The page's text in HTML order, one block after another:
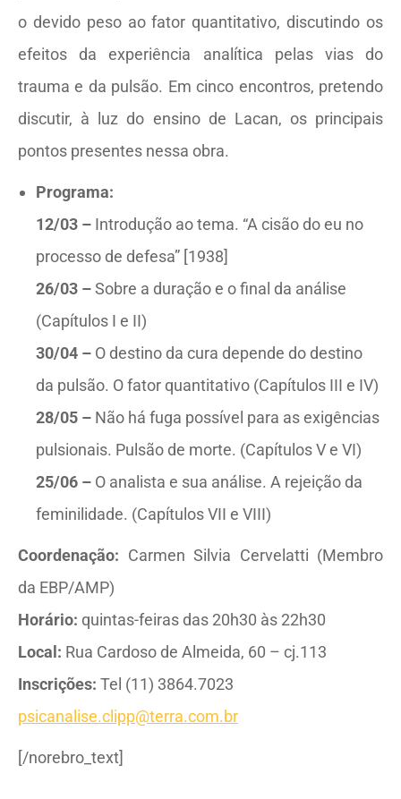
o devido peso ao fator quantitativo, discutindo os
efeitos da experiência analítica pelas vias do
trauma e da pulsão. Em cinco encontros, pretendo
discutir, à luz do ensino de Lacan, os principais
pontos presentes nessa obra.
Programa:
12/03 – Introdução ao tema. “A cisão do eu no
processo de defesa” [1938]
26/03 –Sobre a duração e o final da análise
(Capítulos I e II)
30/04 – O destino da cura depende do destino
da pulsão. O fator quantitativo (Capítulos III e IV)
28/05 – Não há fuga possível para as exigências
pulsionais. Pulsão de morte. (Capítulos V e VI)
25/06 – O analista e sua análise. A rejeição da
feminilidade. (Capítulos VII e VIII)
Coordenação: Carmen Silvia Cervelatti (Membro
da EBP/AMP)
Horário: quintas-feiras das 20h30 às 22h30
Local: Rua Cardoso de Almeida, 60 – cj.113
Inscrições: Tel (11) 3864.7023
psicanalise.clipp@terra.com.br
[/norebro_text]